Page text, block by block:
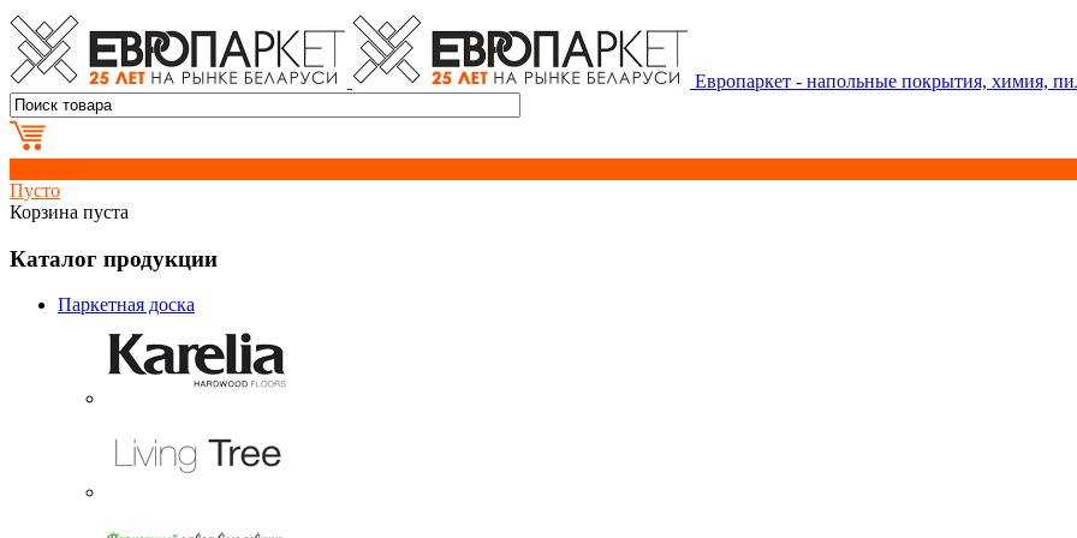
Европаркет - напольные покрытия, химия,
Пусто
Корзина пуста
Каталог продукции
Паркетная доска